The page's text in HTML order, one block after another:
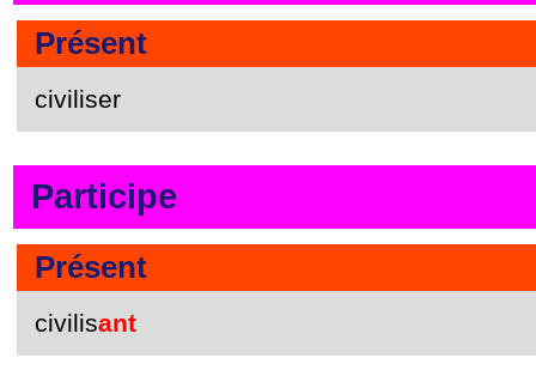
Présent
civiliser
Participe
Présent
civilisant